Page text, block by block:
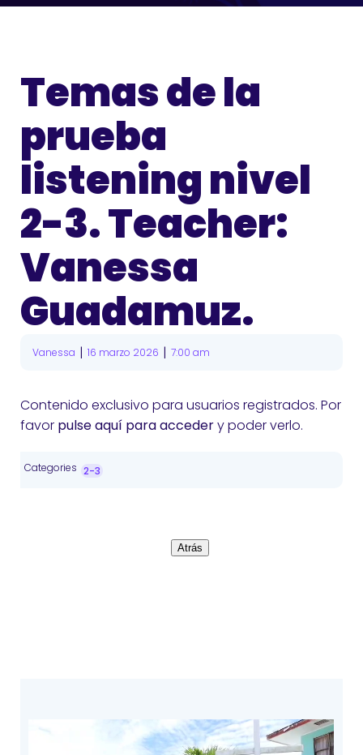
Temas de la
prueba
listening nivel
2-3. Teacher:
Vanessa
Guadamuz.
Vanessa | 16 marzo 2026 | 7:00 am
Contenido exclusivo para usuarios registrados. Por
favor pulse aquí para accedery poder verlo.
Categories 2-3